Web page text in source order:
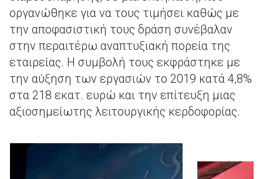
οργανώθηκε για να τους τιμήσει καθώς με
την αποφασιστική τους δράση συνέβαλαν
στην περαιτέρω αναπτυξιακή πορεία της
εταιρείας. Η συμβολή τους εκφράστηκε με
την αύξηση των εργασιών το 2019 κατά 4,8%
στα 218 εκατ. ευρώ και την επίτευξη μιας
αξιοσημείωτης λειτουργικής κερδοφορίας.